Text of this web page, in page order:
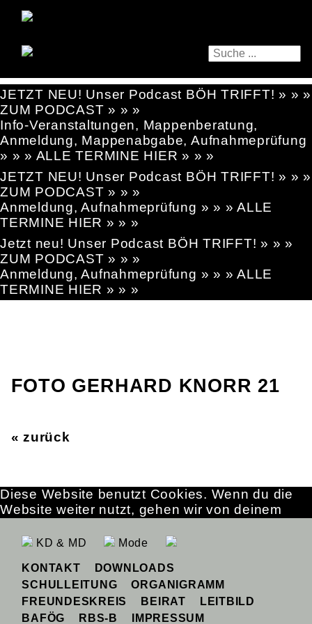
JETZT NEU! Unser Podcast BÖH TRIFFT! » » »
ZUM PODCAST » » »
Info-Veranstaltungen, Mappenberatung,
Anmeldung, Mappenabgabe, Aufnahmeprüfung
» » » ALLE TERMINE HIER » » »
JETZT NEU! Unser Podcast BÖH TRIFFT! » » »
ZUM PODCAST » » »
Anmeldung, Aufnahmeprüfung » » » ALLE
TERMINE HIER » » »
Jetzt neu! Unser Podcast BÖH TRIFFT! » » »
ZUM PODCAST » » »
Anmeldung, Aufnahmeprüfung » » » ALLE
TERMINE HIER » » »
FOTO GERHARD KNORR 21
« zurück
KD & MD Mode
KONTAKT
DOWNLOADS
SCHULLEITUNG
ORGANIGRAMM
FREUNDESKREIS
BEIRAT
LEITBILD
BAFÖG
RBS-B IMPRESSUM
Diese Website benutzt Cookies. Wenn du die
Website weiter nutzt, gehen wir von deinem